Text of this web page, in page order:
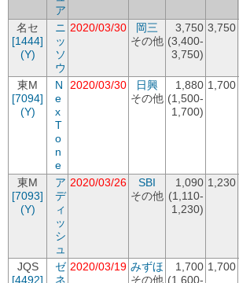
ア
名セ
[1444]
(Y)
ニ
ッ
ソ
ウ
2020/03/30
岡三
その他
3,750
(3,400-
3,750)
3,750
東M
[7094]
(Y)
N
e
x
T
o
n
e
2020/03/30
日興
その他
1,880
(1,500-
1,700)
1,700
東M
[7093]
(Y)
ア
デ
ィ
ッ
シ
ュ
2020/03/26
SBI
その他
1,090
(1,110-
1,230)
1,230
JQS
[4492]
ゼ
ネ
2020/03/19 みずほ
その他
1,700
(1,600-
1,700